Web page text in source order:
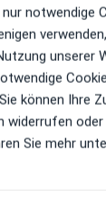
5
Christian
87
Stefan
nur notwendige
unserer
können Ihre
widerrufen
Sie mehr